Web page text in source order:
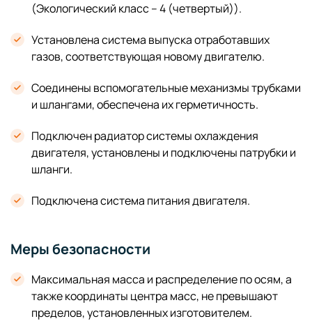
(Экологический класс – 4 (четвертый)).
Установлена система выпуска отработавших
газов, соответствующая новому двигателю.
Соединены вспомогательные механизмы трубками
и шлангами, обеспечена их герметичность.
Подключен радиатор системы охлаждения
двигателя, установлены и подключены патрубки и
шланги.
Подключена система питания двигателя.
Меры безопасности
Максимальная масса и распределение по осям, а
также координаты центра масс, не превышают
пределов, установленных изготовителем.